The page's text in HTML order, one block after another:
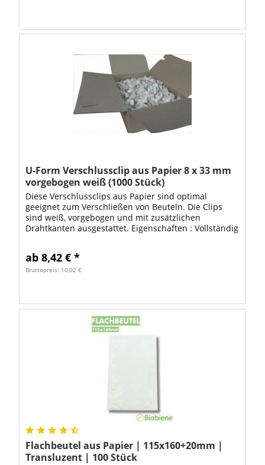
U-Form Verschlussclip aus Papier 8 x 33 mm
vorgebogen weiß (1000 Stück)
Diese Verschlussclips aus Papier sind optimal
geeignet zum Verschließen von Beuteln. Die Clips
sind weiß, vorgebogen und mit zusätzlichen
Drahtkanten ausgestattet. Eigenschaften : Vollständig
ab 8,42 € *
Bruttopreis: 10,02 €
Flachbeutel aus Papier | 115x160+20mm |
Transluzent | 100 Stück